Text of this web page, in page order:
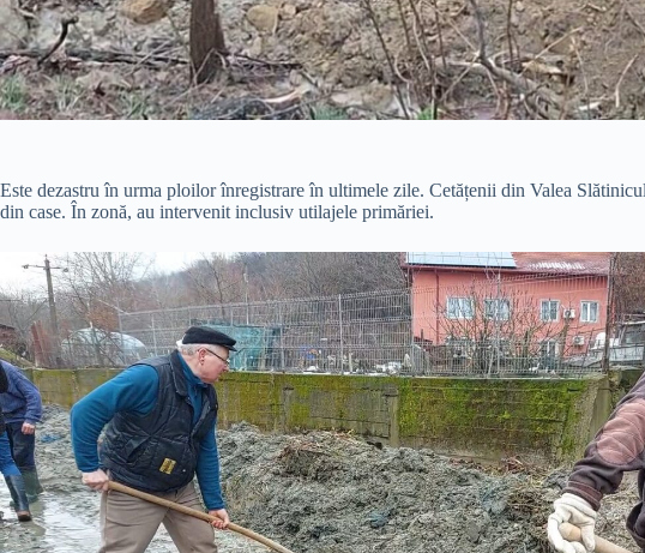
Este dezastru în urma ploilor înregistrare în ultimele zile. Cetățenii din Valea
din case. În zonă, au intervenit inclusiv utilajele primăriei.